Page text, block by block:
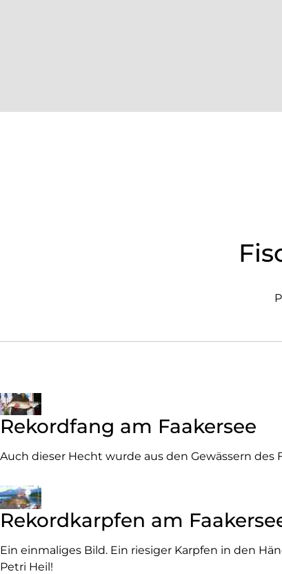
Rekordfang am Faakersee
Auch dieser Hecht wurde aus den Gewässern des
Rekordkarpfen am
Ein einmaliges Bild. Ein riesiger Karpfen in den
Petri Heil!